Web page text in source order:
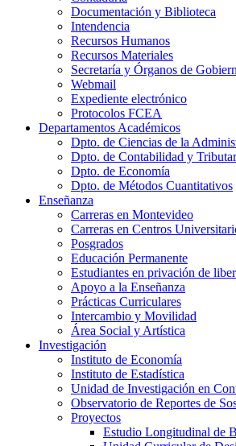
Documentación y Biblioteca
Intendencia
Recursos Humanos
Recursos Materiales
Secretaría y Órganos de
Webmail
Expediente electrónico
Protocolos FCEA
Departamentos Académicos
Dpto. de Ciencias de la
Dpto. de Contabilidad y
Dpto. de Economía
Dpto. de Métodos Cuantitativos
Enseñanza
Carreras en Montevideo
Carreras en Centros
Posgrados
Educación Permanente
Estudiantes en privación de
Apoyo a la Enseñanza
Prácticas Curriculares
Intercambio y Movilidad
Área Social y Artística
Investigación
Instituto de Economía
Instituto de Estadística
Unidad de Investigación en
Observatorio de Reportes de
Proyectos
Estudio Longitudinal de